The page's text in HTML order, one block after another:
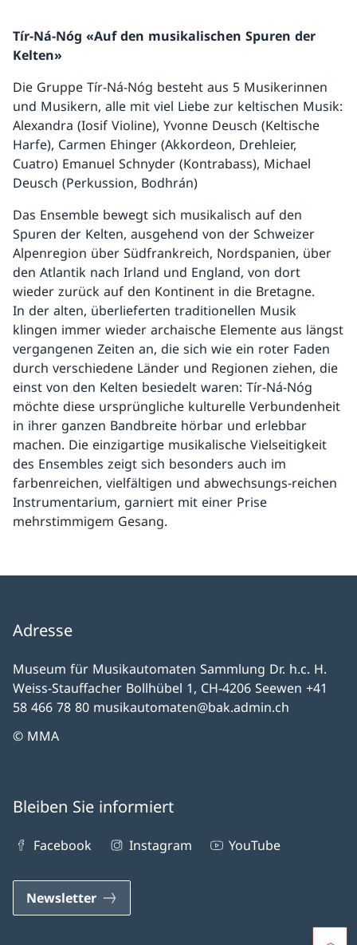
Tír-Ná-Nóg «Auf den musikalischen Spuren der
Kelten»
Die Gruppe Tír-Ná-Nóg besteht aus 5 Musikerinnen
und Musikern, alle mit viel Liebe zur keltischen Musik:
Alexandra (Iosif Violine), Yvonne Deusch (Keltische
Harfe), Carmen Ehinger (Akkordeon, Drehleier,
Cuatro) Emanuel Schnyder (Kontrabass), Michael
Deusch (Perkussion, Bodhrán)
Das Ensemble bewegt sich musikalisch auf den
Spuren der Kelten, ausgehend von der Schweizer
Alpenregion über Südfrankreich, Nordspanien, über
den Atlantik nach Irland und England, von dort
wieder zurück auf den Kontinent in die Bretagne.
In der alten, überlieferten traditionellen Musik
klingen immer wieder archaische Elemente aus längst
vergangenen Zeiten an, die sich wie ein roter Faden
durch verschiedene Länder und Regionen ziehen, die
einst von den Kelten besiedelt waren: Tír-Ná-Nóg
möchte diese ursprüngliche kulturelle Verbundenheit
in ihrer ganzen Bandbreite hörbar und erlebbar
machen. Die einzigartige musikalische Vielseitigkeit
des Ensembles zeigt sich besonders auch im
farbenreichen, vielfältigen und abwechsungs-reichen
Instrumentarium, garniert mit einer Prise
mehrstimmigem Gesang.
Adresse
Museum für Musikautomaten Sammlung Dr. h.c. H.
Weiss-Stauffacher Bollhübel 1, CH-4206 Seewen +41
58 466 78 80 musikautomaten@bak.admin.ch
© MMA
Bleiben Sie informiert
Facebook Instagram YouTube
Newsletter